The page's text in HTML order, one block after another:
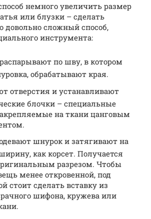
немного увеличить размер
или блузки – сделать
довольно сложный способ,
инструмента:
по шву, в котором
обрабатывают края.
отверстия и устанавливают
блочки – специальные
на ткани цанговым
шнурок и затягивают на
как корсет. Получается
разрезом. Чтобы
менее откровенной, под
стоит сделать вставку из
шифона, кружева или